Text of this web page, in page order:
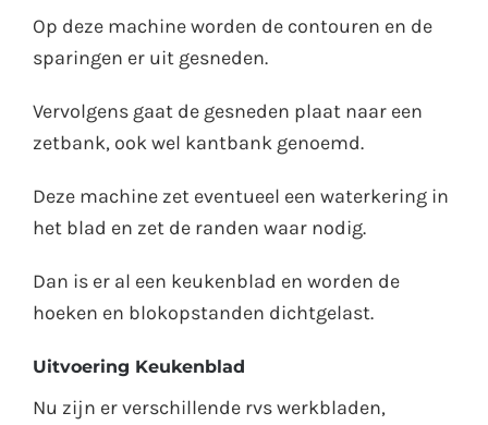
Op deze machine worden de contouren en de
sparingen er uit gesneden.
Vervolgens gaat de gesneden plaat naar een
zetbank, ook wel kantbank genoemd.
Deze machine zet eventueel een waterkering in
het blad en zet de randen waar nodig.
Dan is er al een keukenblad en worden de
hoeken en blokopstanden dichtgelast.
Uitvoering Keukenblad
Nu zijn er verschillende rvs werkbladen,